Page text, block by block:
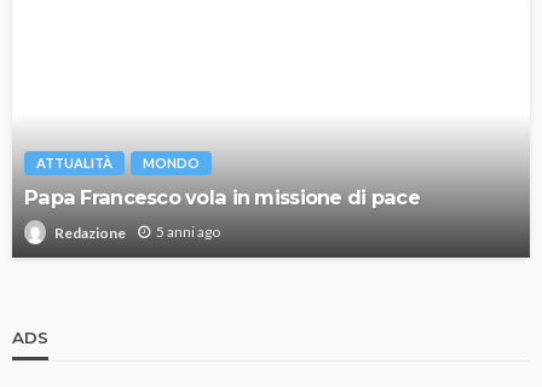
ATTUALITÀ MONDO
Papa Francesco vola in missione di pace
Redazione 5 anni ago
ADS